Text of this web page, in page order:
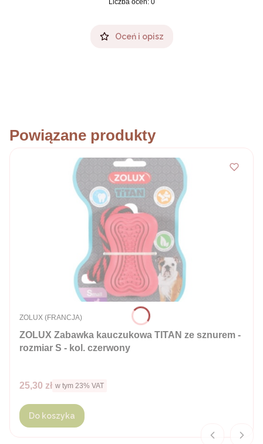
Oceń i opisz
Powiązane produkty
ZOLUX Zabawka kauczukowa TITAN ze sznurem -
rozmiar S - kol. czerwony
PRODUCENT
ZOLUX (FRANCJA)
Cena brutto
25,30 zł w tym %s VAT
w tym 23% VAT
Do koszyka